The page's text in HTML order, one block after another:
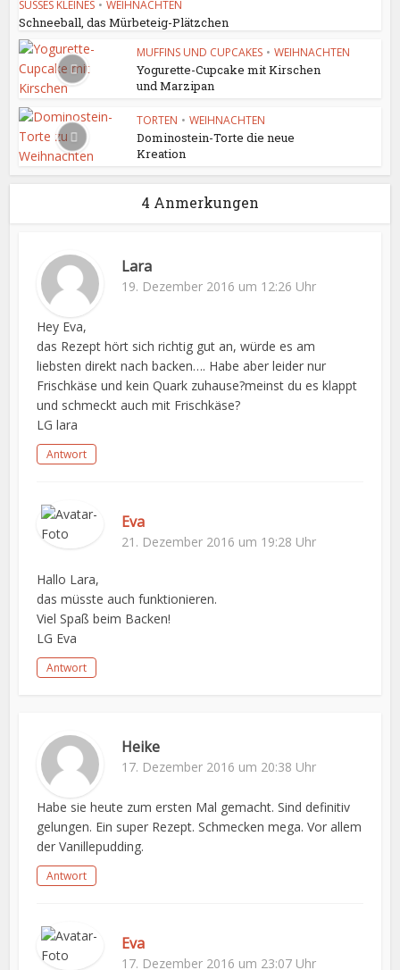
SÜSSES KLEINES • WEIHNACHTEN
Schneeball, das Mürbeteig-Plätzchen
MUFFINS UND CUPCAKES • WEIHNACHTEN
Yogurette-Cupcake mit Kirschen
und Marzipan
TORTEN • WEIHNACHTEN
Dominostein-Torte die neue
Kreation
4 Anmerkungen
Lara
19. Dezember 2016 um 12:26 Uhr
Hey Eva,
das Rezept hört sich richtig gut an, würde es am
liebsten direkt nach backen…. Habe aber leider nur
Frischkäse und kein Quark zuhause?meinst du es klappt
und schmeckt auch mit Frischkäse?
LG lara
Antwort
Eva
21. Dezember 2016 um 19:28 Uhr
Hallo Lara,
das müsste auch funktionieren.
Viel Spaß beim Backen!
LG Eva
Antwort
Heike
17. Dezember 2016 um 20:38 Uhr
Habe sie heute zum ersten Mal gemacht. Sind definitiv
gelungen. Ein super Rezept. Schmecken mega. Vor allem
der Vanillepudding.
Antwort
Eva
17. Dezember 2016 um 23:07 Uhr